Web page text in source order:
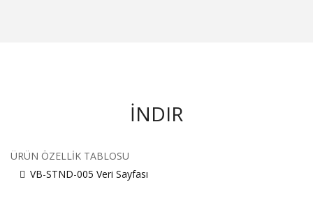
İNDIR
ÜRÜN ÖZELLIK TABLOSU
VB-STND-005 Veri Sayfası